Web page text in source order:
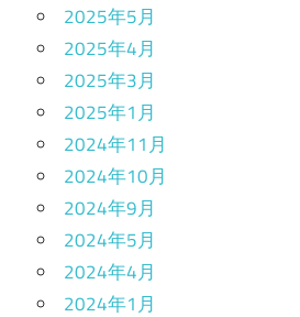
2025年5月
2025年4月
2025年3月
2025年1月
2024年11月
2024年10月
2024年9月
2024年5月
2024年4月
2024年1月